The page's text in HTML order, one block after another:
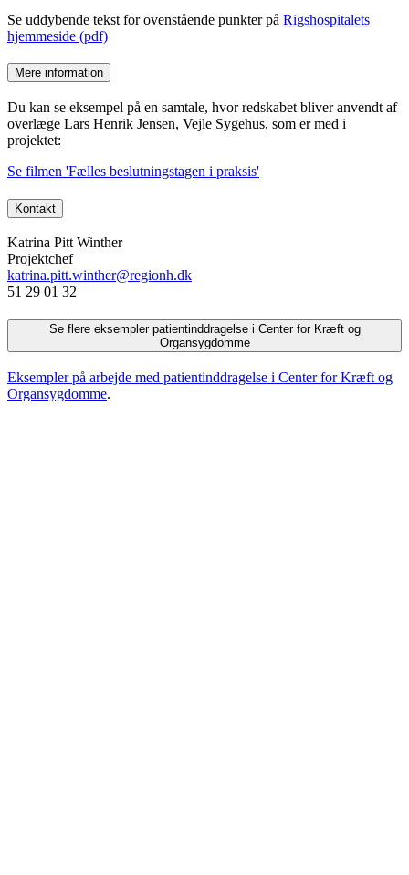
Se uddybende tekst for ovenstående punkter på Rigshospitalets
hjemmeside (pdf)
Mere information
Du kan se eksempel på en samtale, hvor redskabet bliver anvendt af
overlæge Lars Henrik Jensen, Vejle Sygehus, som er med i
projektet:
Se filmen 'Fælles beslutningstagen i praksis'
Kontakt
Katrina Pitt Winther
Projektchef
katrina.pitt.winther@regionh.dk
51 29 01 32
Se flere eksempler patientinddragelse i Center for Kræft og
Organsygdomme
Ek­semp­ler på ar­bej­de med pa­tien­tind­dra­gel­se i Cen­ter for Kræft og
Or­gan­syg­dom­me.